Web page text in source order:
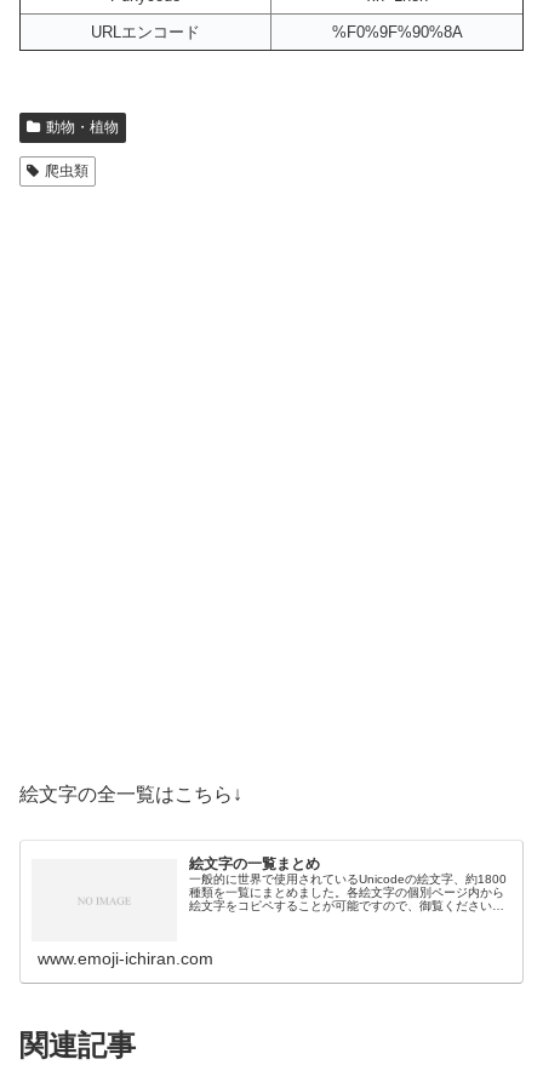
URLエンコード
%F0%9F%90%8A
動物・植物
爬虫類
絵文字の全一覧はこちら↓
絵文字の一覧まとめ
一般的に世界で使用されているUnicodeの絵文字、約1800
種類を一覧にまとめました。各絵文字の個別ページ内から
絵文字をコピペすることが可能ですので、御覧ください。
www.emoji-ichiran.com
関連記事